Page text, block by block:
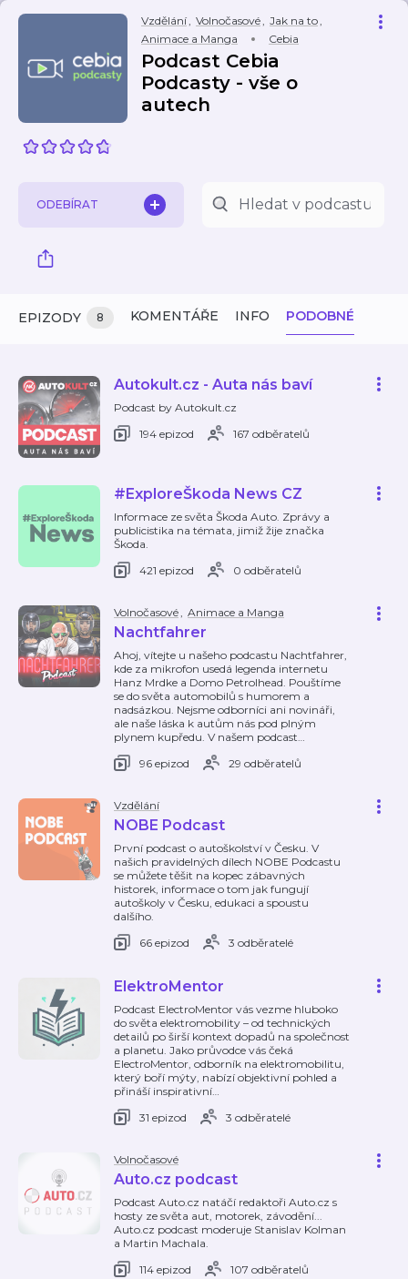
Vzdělání, Volnočasové, Jak na to,
Animace a Manga
Cebia
Podcast Cebia
Podcasty - vše o
autech
ODEBÍRAT
EPIZODY 8 KOMENTÁŘE INFO PODOBNÉ
Autokult.cz - Auta nás baví
Podcast by Autokult.cz
194 epizod
167 odběratelů
#ExploreŠkoda News CZ
Informace ze světa Škoda Auto. Zprávy a
publicistika na témata, jimiž žije značka
Škoda.
421 epizod
0 odběratelů
Volnočasové, Animace a Manga
Nachtfahrer
Ahoj, vítejte u našeho podcastu Nachtfahrer,
kde za mikrofon usedá legenda internetu
Hanz Mrdke a Domo Petrolhead. Pouštíme
se do světa automobilů s humorem a
nadsázkou. Nejsme odborníci ani novináři,
ale naše láska k autům nás pod plným
plynem kupředu. V našem podcast…
96 epizod
29 odběratelů
Vzdělání
NOBE Podcast
První podcast o autoškolství v Česku. V
našich pravidelných dílech NOBE Podcastu
se můžete těšit na kopec zábavných
historek, informace o tom jak fungují
autoškoly v Česku, edukaci a spoustu
dalšího.
66 epizod
3 odběratelé
ElektroMentor
Podcast ElectroMentor vás vezme hluboko
do světa elektromobility – od technických
detailů po širší kontext dopadů na společnost
a planetu. Jako průvodce vás čeká
ElectroMentor, odborník na elektromobilitu,
který boří mýty, nabízí objektivní pohled a
přináší inspirativní…
31 epizod
3 odběratelé
Volnočasové
Auto.cz podcast
Podcast Auto.cz natáčí redaktoři Auto.cz s
hosty ze světa aut, motorek, závodění...
Auto.cz podcast moderuje Stanislav Kolman
a Martin Machala.
114 epizod
107 odběratelů